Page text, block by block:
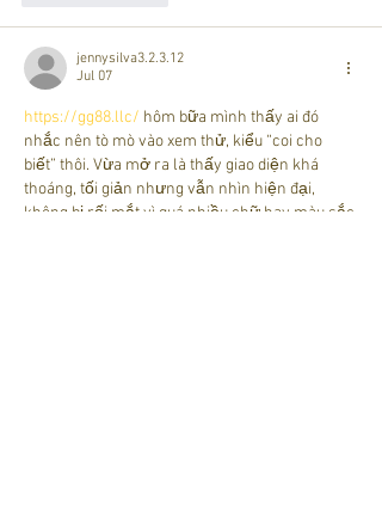
jennysilva3.2.3.12
Jul 07
https://gg88.llc/ hôm bữa mình thấy ai đó
nhắc nên tò mò vào xem thử, kiểu “coi cho
biết” thôi. Vừa mở ra là thấy giao diện khá
thoáng, tối giản nhưng vẫn nhìn hiện đại,
không bị rối mắt vì quá nhiều chữ hay màu sắc